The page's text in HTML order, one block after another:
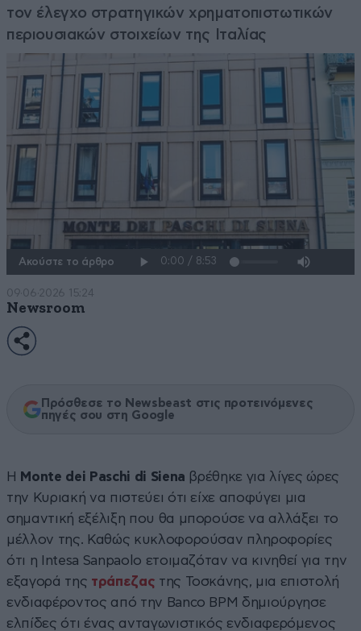
τον έλεγχο στρατηγικών χρηματοπιστωτικών
περιουσιακών στοιχείων της Ιταλίας
Ακούστε το άρθρο
09·06·2026 15:24
Newsroom
Πρόσθεσε το Newsbeast στις προτεινόμενες
πηγές σου στη Google
Η Monte dei Paschi di Siena βρέθηκε για λίγες ώρες
την Κυριακή να πιστεύει ότι είχε αποφύγει μια
σημαντική εξέλιξη που θα μπορούσε να αλλάξει το
μέλλον της. Καθώς κυκλοφορούσαν πληροφορίες
ότι η Intesa Sanpaolo ετοιμαζόταν να κινηθεί για την
εξαγορά της τράπεζας της Τοσκάνης, μια επιστολή
ενδιαφέροντος από την Banco BPM δημιούργησε
ελπίδες ότι ένας ανταγωνιστικός ενδιαφερόμενος